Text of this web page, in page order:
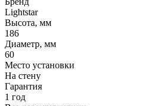
Lightstar
Высота, мм
186
Диаметр, мм
60
Место установки
На стену
Гарантия
1 год